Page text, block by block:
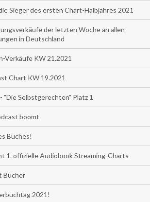
Sieger des ersten Chart-Halbjahres 2021
der letzten Woche an allen
in Deutschland
Verkäufe KW 21.2021
Chart KW 19.2021
"Die Selbstgerechten" Platz 1
boomt
Buches!
1. offizielle Audiobook Streaming-Charts
Bücher
2021!